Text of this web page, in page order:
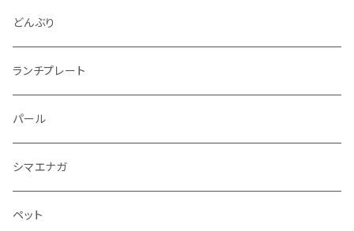
仕切り皿
小サイズ
マグカップ（大）
マグカップ（小）
湯のみ
ミニカップ
どんぶり
ランチプレート
パール
シマエナガ
ペット